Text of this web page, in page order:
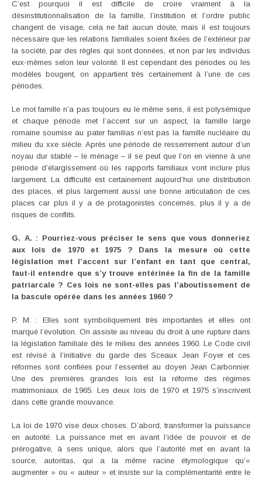
C’est pourquoi il est difficile de croire vraiment à la
désinstitutionnalisation de la famille, l’institution et l’ordre public
changent de visage, cela ne fait aucun doute, mais il est toujours
nécessaire que les relations familiales soient fixées de l’extérieur par
la société, par des règles qui sont données, et non par les individus
eux-mêmes selon leur volonté. Il est cependant des périodes où les
modèles bougent, on appartient très certainement à l’une de ces
périodes.
Le mot famille n’a pas toujours eu le même sens, il est polysémique
et chaque période met l’accent sur un aspect, la famille large
romaine soumise au pater familias n’est pas la famille nucléaire du
milieu du xxe siècle. Après une période de resserrement autour d’un
noyau dur stable – le ménage – il se peut que l’on en vienne à une
période d’élargissement où les rapports familiaux vont inclure plus
largement. La difficulté est certainement aujourd’hui une distribution
des places, et plus largement aussi une bonne articulation de ces
places car plus il y a de protagonistes concernés, plus il y a de
risques de conflits.
G. A. : Pourriez-vous préciser le sens que vous donneriez
aux lois de 1970 et 1975 ? Dans la mesure où cette
législation met l’accent sur l’enfant en tant que central,
faut-il entendre que s’y trouve entérinée la fin de la famille
patriarcale ? Ces lois ne sont-elles pas l’aboutissement de
la bascule opérée dans les années 1960 ?
P. M. : Elles sont symboliquement très importantes et elles ont
marqué l’évolution. On assiste au niveau du droit à une rupture dans
la législation familiale dès le milieu des années 1960. Le Code civil
est révisé à l’initiative du garde des Sceaux Jean Foyer et ces
réformes sont confiées pour l’essentiel au doyen Jean Carbonnier.
Une des premières grandes lois est la réforme des régimes
matrimoniaux de 1965. Les deux lois de 1970 et 1975 s’inscrivent
dans cette grande mouvance.
La loi de 1970 vise deux choses. D’abord, transformer la puissance
en autorité. La puissance met en avant l’idée de pouvoir et de
prérogative, à sens unique, alors que l’autorité met en avant la
source, autoritas, qui a la même racine étymologique qu’«
augmenter » ou « auteur » et insiste sur la complémentarité entre le